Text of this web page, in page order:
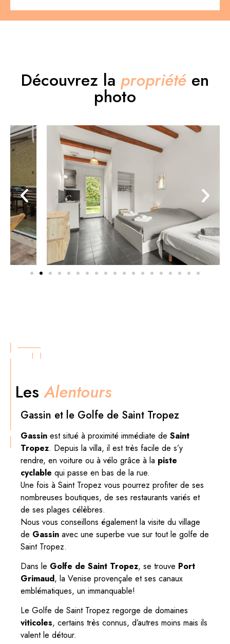
Découvrez la propriété en
photo
LesAlentours
Gassin et le Golfe de Saint Tropez
Gassin est situé à proximité immédiate de Saint
Tropez. Depuis la villa, il est très facile de s’y
rendre, en voiture ou à vélo grâce à la piste
cyclable qui passe en bas de la rue.
Une fois à Saint Tropez vous pourrez profiter de ses
nombreuses boutiques, de ses restaurants variés et
de ses plages célèbres.
Nous vous conseillons également la visite du village
de Gassin avec une superbe vue sur tout le golfe de
Saint Tropez.
Dans le Golfe de Saint Tropez, se trouve Port
Grimaud, la Venise provençale et ses canaux
emblématiques, un immanquable!
Le Golfe de Saint Tropez regorge de domaines
viticoles, certains très connus, d’autres moins mais ils
valent le détour.